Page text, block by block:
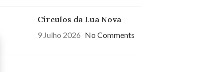
Círculos da Lua Nova
9 Julho 2026 No Comments